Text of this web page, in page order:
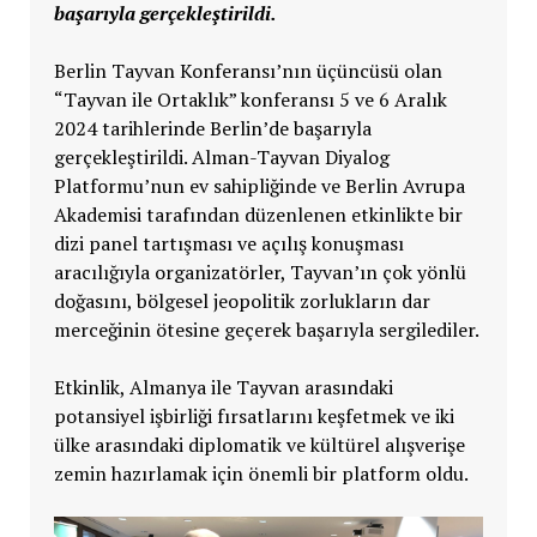
başarıyla gerçekleştirildi.
Berlin Tayvan Konferansı’nın üçüncüsü olan
“Tayvan ile Ortaklık” konferansı 5 ve 6 Aralık
2024 tarihlerinde Berlin’de başarıyla
gerçekleştirildi. Alman-Tayvan Diyalog
Platformu’nun ev sahipliğinde ve Berlin Avrupa
Akademisi tarafından düzenlenen etkinlikte bir
dizi panel tartışması ve açılış konuşması
aracılığıyla organizatörler, Tayvan’ın çok yönlü
doğasını, bölgesel jeopolitik zorlukların dar
merceğinin ötesine geçerek başarıyla sergilediler.
Etkinlik, Almanya ile Tayvan arasındaki
potansiyel işbirliği fırsatlarını keşfetmek ve iki
ülke arasındaki diplomatik ve kültürel alışverişe
zemin hazırlamak için önemli bir platform oldu.